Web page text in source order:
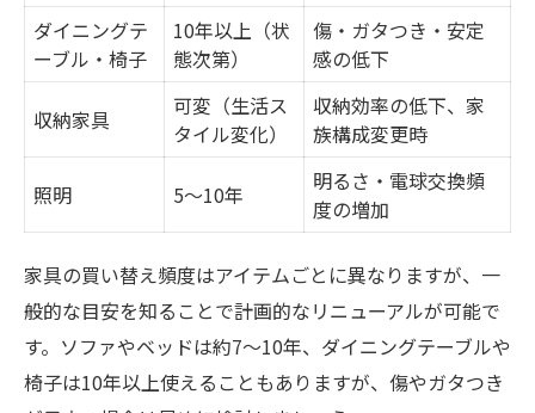
ダイニングテ
ーブル・椅子
10年以上（状
態次第）
傷・ガタつき・安定
感の低下
収納家具
可変（生活ス
タイル変化）
収納効率の低下、家
族構成変更時
照明 5～10年
明るさ・電球交換頻
度の増加
家具の買い替え頻度はアイテムごとに異なりますが、一
般的な目安を知ることで計画的なリニューアルが可能で
す。ソファやベッドは約7〜10年、ダイニングテーブルや
椅子は10年以上使えることもありますが、傷やガタつき